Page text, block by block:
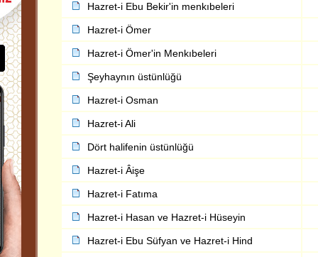
Hazret-i Ebu Bekir'in menkıbeleri
Hazret-i Ömer
Hazret-i Ömer'in Menkıbeleri
Şeyhaynın üstünlüğü
Hazret-i Osman
Hazret-i Ali
Dört halifenin üstünlüğü
Hazret-i Âişe
Hazret-i Fatıma
Hazret-i Hasan ve Hazret-i Hüseyin
Hazret-i Ebu Süfyan ve Hazret-i Hind